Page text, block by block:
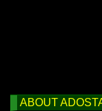
ABOUT